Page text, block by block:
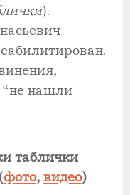
).
нашли
таблички
фото, видео)